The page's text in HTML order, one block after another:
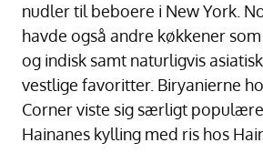
nudler til beboere i New York.
havde også andre køkkener
og indisk samt naturligvis
vestlige favoritter. Biryanierne
Corner viste sig særligt
Hainanes kylling med ris hos